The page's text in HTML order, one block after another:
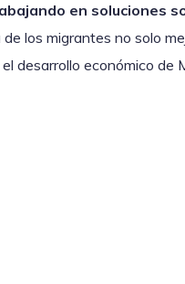
en soluciones
los migrantes no solo
desarrollo económico de